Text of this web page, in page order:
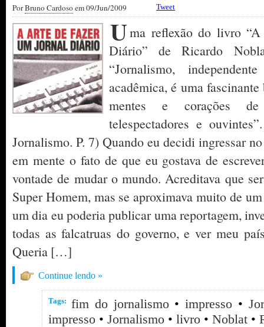
PorBruno Cardosoem 09/Jun/2009 Tweet
Uma reflexão do livro
Diário” de Ricardo
“Jornalismo,
acadêmica, é uma
mentes e corações
telespectadores e
Jornalismo. P. 7) Quando eu decidi ingressar
em mente o fato de que eu gostava de
vontade de mudar o mundo. Acreditava que
Super Homem, mas se aproximava muito de
um dia eu poderia publicar uma reportagem,
todas as falcatruas do governo, e ver meu
Queria […]
Continue lendo »
Tags: fim do jornalismo•impresso •
impresso • Jornalismo • livro • Noblat •